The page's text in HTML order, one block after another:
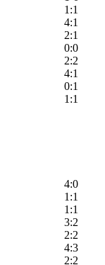
1:1
4:1
2:1
0:0
2:2
4:1
0:1
1:1
4:0
1:1
1:1
3:2
2:2
4:3
2:2